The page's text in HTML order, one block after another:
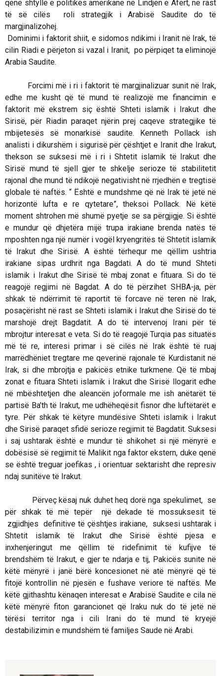
qenë shtyllë e politikës amerikane në Lindjen e Afërt, në rast
të së cilës roli strategjik i Arabisë Saudite do të
margjinalizohej.
Dominimi i faktorit shiit, e sidomos ndikimi i Iranit në Irak, të
cilin Riadi e përjeton si vazal i Iranit, po përpiqet ta eliminojë
Arabia Saudite.
Forcimi më i ri i faktorit të margjinalizuar sunit në Irak,
edhe me kusht që të mund të realizojë me financimin e
faktorit më ekstrem siç është Shteti islamik i Irakut dhe
Sirisë, për Riadin paraqet njërin prej caqeve strategjike të
mbijetesës së monarkisë saudite. Kenneth Pollack ish
analisti i dikurshëm i sigurisë për çështjet e Iranit dhe Irakut,
thekson se suksesi më i ri i Shtetit islamik të Irakut dhe
Sirisë mund të sjell gjer te shkelje serioze të stabilitetit
rajonal dhe mund të ndikojë negativisht në rrjedhën e tregtisë
globale të naftës. “ Është e mundshme që në Irak të jetë në
horizontë lufta e re qytetare”, theksoi Pollack. Në këtë
moment shtrohen më shumë pyetje se sa përgjigje. Si është
e mundur që dhjetëra mijë trupa irakiane brenda natës të
mposhten nga një numër i vogël kryengritës të Shtetit islamik
të Irakut dhe Sirisë. A është tërhequr me qëllim ushtria
irakiane sipas urdhrit nga Bagdati. A do të mund Shteti
islamik i Irakut dhe Sirisë të mbaj zonat e fituara. Si do të
reagojë regjimi në Bagdat. A do të përzihet SHBA-ja, për
shkak të ndërrimit të raportit të forcave në teren në Irak,
posaçërisht në rast se Shteti islamik i Irakut dhe Sirisë do të
marshojë drejt Bagdatit. A do të intervenoj Irani për të
mbrojtur interesat e veta. Si do të reagojë Turqia pas situatës
më të re, interesi primar i së cilës në Irak është të ruaj
marrëdhëniet tregtare me qeverinë rajonale të Kurdistanit në
Irak, si dhe mbrojtja e pakicës etnike turkmene. Që të mbaj
zonat e fituara Shteti islamik i Irakut dhe Sirisë llogarit edhe
në mbështetjen dhe aleancën joformale me ish anëtarët të
partisë Ba’th të Irakut, me udhëheqësit fisnor dhe luftëtarët e
tyre. Për shkak të këtyre mundësive Shteti islamik i Irakut
dhe Sirisë paraqet sfidë serioze regjimit të Bagdatit. Suksesi
i saj ushtarak është e mundur të shikohet si një mënyrë e
dobësisë së regjimit të Malikit nga faktor ekstern, duke qenë
se është treguar joefikas , i orientuar sektarisht dhe represiv
ndaj sunitëve të Irakut.
Përveç kësaj nuk duhet heq dorë nga spekulimet, se
për shkak të më tepër një dekade të mossuksesit të
zgjidhjes definitive të çështjes irakiane, suksesi ushtarak i
Shtetit islamik të Irakut dhe Sirisë është pjesa e
inxhenjeringut me qëllim të ridefinimit të kufijve të
brendshëm të Irakut, e gjer te ndarja e tij, Pakicës sunite në
këtë mënyrë i janë bërë koncesionet në atë mënyrë që të
fitojë kontrollin në pjesën e fushave veriore të naftës. Me
këtë gjithashtu kënaqen interesat e Arabisë Saudite e cila në
këtë mënyrë fiton garancionet që Iraku nuk do të jetë në
tërësi territor nga i cili Irani do të mund të kryejë
destabilizimin e mundshëm të familjes Saude në Arabi.